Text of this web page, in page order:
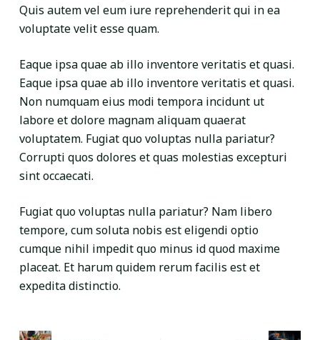
Quis autem vel eum iure reprehenderit qui in ea
voluptate velit esse quam.
Eaque ipsa quae ab illo inventore veritatis et quasi.
Eaque ipsa quae ab illo inventore veritatis et quasi.
Non numquam eius modi tempora incidunt ut
labore et dolore magnam aliquam quaerat
voluptatem. Fugiat quo voluptas nulla pariatur?
Corrupti quos dolores et quas molestias excepturi
sint occaecati.
Fugiat quo voluptas nulla pariatur? Nam libero
tempore, cum soluta nobis est eligendi optio
cumque nihil impedit quo minus id quod maxime
placeat. Et harum quidem rerum facilis est et
expedita distinctio.